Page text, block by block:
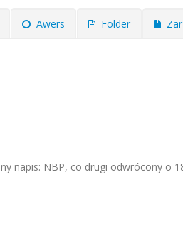
Awers Folder
napis: NBP, co drugi odwrócony o